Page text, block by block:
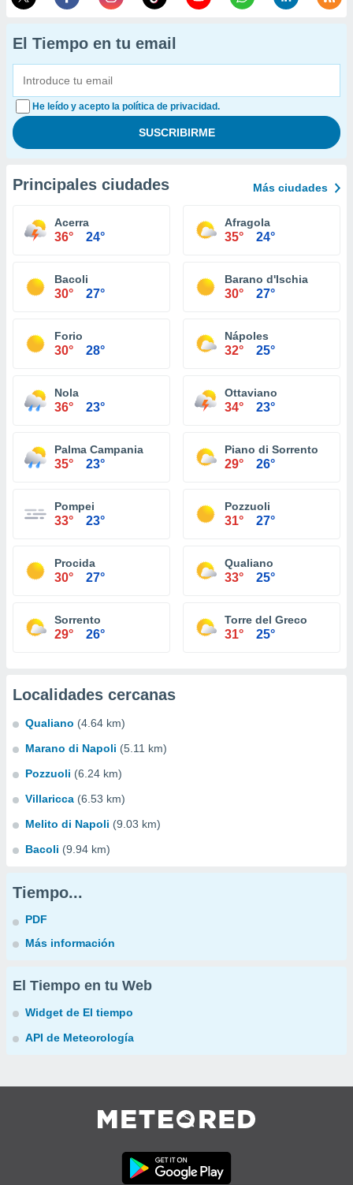
El Tiempo en tu email
He leído y acepto la política de privacidad.
Principales ciudades Más ciudades
Acerra
36° 24°
Afragola
35° 24°
Bacoli
30° 27°
Barano d'Ischia
30° 27°
Forio
30° 28°
Nápoles
32° 25°
Nola
36° 23°
Ottaviano
34° 23°
Palma Campania
35° 23°
Piano di Sorrento
29° 26°
Pompei
33° 23°
Pozzuoli
31° 27°
Procida
30° 27°
Qualiano
33° 25°
Sorrento
29° 26°
Torre del Greco
31° 25°
Localidades cercanas
Qualiano (4.64 km)
Marano di Napoli (5.11 km)
Pozzuoli (6.24 km)
Villaricca (6.53 km)
Melito di Napoli (9.03 km)
Bacoli (9.94 km)
Tiempo...
PDF
Más información
El Tiempo en tu Web
Widget de El tiempo
API de Meteorología